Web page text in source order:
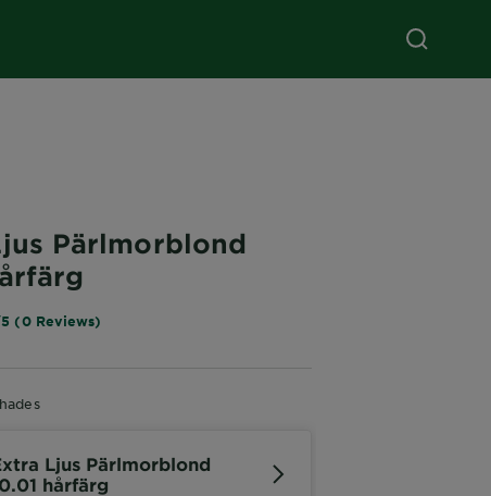
Pärlmorblond
(0 Reviews)
Ljus Pärlmorblond
hårfärg